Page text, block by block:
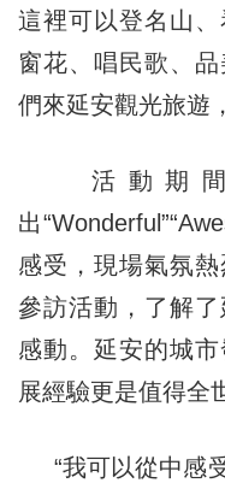
這裡可以登名山
窗花、唱民歌、
們來延安觀光旅遊
活動期間
出
感受，現場氣氛
參訪活動，了解
感動。延安的城
展經驗更是值得全
“我可以從中感